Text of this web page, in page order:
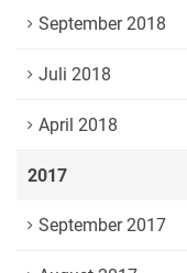
September 2018
Juli 2018
April 2018
2017
September 2017